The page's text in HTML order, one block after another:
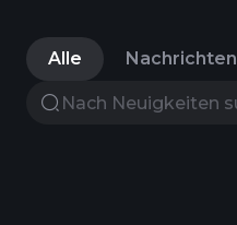
Alle Nachrichten